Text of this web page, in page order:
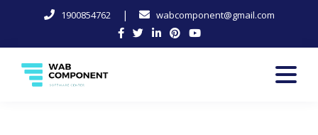
1900854762 | wabcomponent@gmail.com
content